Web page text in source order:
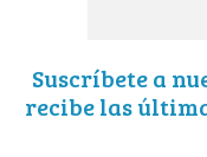
Suscríbete a
recibe las